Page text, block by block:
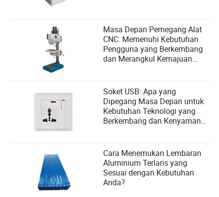
Masa Depan Pemegang Alat
CNC: Memenuhi Kebutuhan
Pengguna yang Berkembang
dan Merangkul Kemajuan
Soket USB: Apa yang
Dipegang Masa Depan untuk
Kebutuhan Teknologi yang
Berkembang dan Kenyamanan
Cara Menemukan Lembaran
Aluminium Terlaris yang
Sesuai dengan Kebutuhan
Anda?